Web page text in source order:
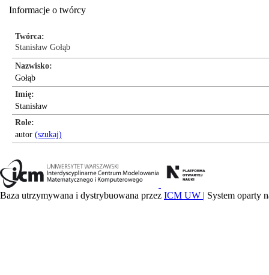
Informacje o twórcy
Twórca
Stanisław Gołąb
Nazwisko
Gołąb
Imię
Stanisław
Role
autor (szukaj)
Baza utrzymywana i dystrybuowana przez ICM UW | System oparty